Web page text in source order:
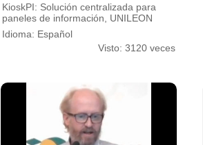
KioskPI: Solución centralizada para
paneles de información, UNILEON
Idioma: Español
Visto: 3120 veces